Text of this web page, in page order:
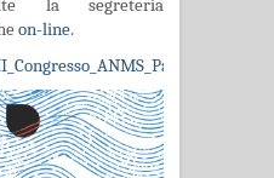
on-line.